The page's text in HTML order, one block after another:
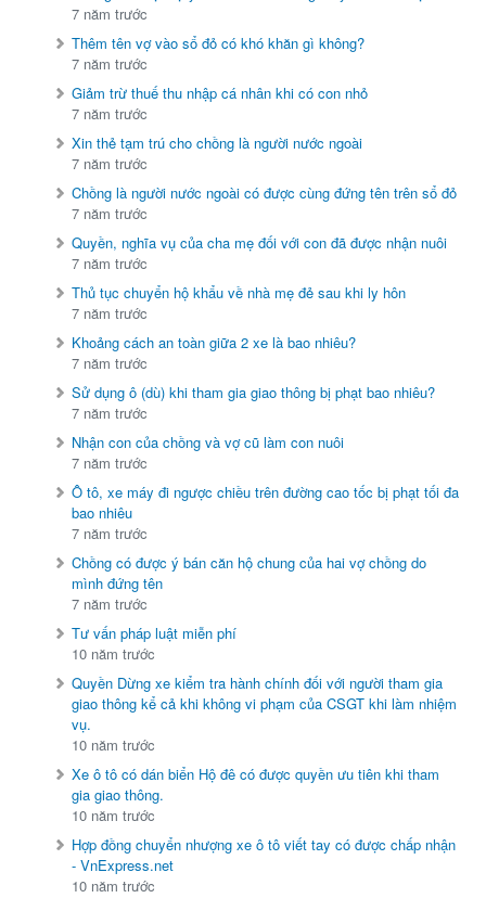
7 năm trước
Thêm tên vợ vào sổ đỏ có khó khăn gì không?
7 năm trước
Giảm trừ thuế thu nhập cá nhân khi có con nhỏ
7 năm trước
Xin thẻ tạm trú cho chồng là người nước ngoài
7 năm trước
Chồng là người nước ngoài có được cùng đứng tên trên sổ đỏ
7 năm trước
Quyền, nghĩa vụ của cha mẹ đối với con đã được nhận nuôi
7 năm trước
Thủ tục chuyển hộ khẩu về nhà mẹ đẻ sau khi ly hôn
7 năm trước
Khoảng cách an toàn giữa 2 xe là bao nhiêu?
7 năm trước
Sử dụng ô (dù) khi tham gia giao thông bị phạt bao nhiêu?
7 năm trước
Nhận con của chồng và vợ cũ làm con nuôi
7 năm trước
Ô tô, xe máy đi ngược chiều trên đường cao tốc bị phạt tối đa
bao nhiêu
7 năm trước
Chồng có được ý bán căn hộ chung của hai vợ chồng do
mình đứng tên
7 năm trước
Tư vấn pháp luật miễn phí
10 năm trước
Quyền Dừng xe kiểm tra hành chính đối với người tham gia
giao thông kể cả khi không vi phạm của CSGT khi làm nhiệm
vụ.
10 năm trước
Xe ô tô có dán biển Hộ đê có được quyền ưu tiên khi tham
gia giao thông.
10 năm trước
Hợp đồng chuyển nhượng xe ô tô viết tay có được chấp nhận
- VnExpress.net
10 năm trước